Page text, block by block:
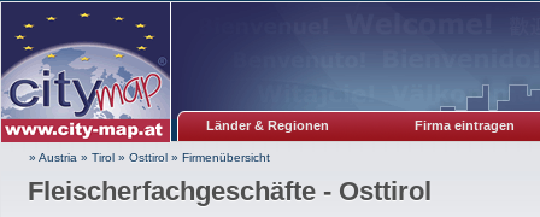
Länder & Regionen Firma eintragen
» Austria » Tirol » Osttirol » Firmenübersicht
Fleischerfachgeschäfte - Osttirol